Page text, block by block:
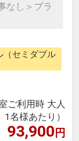
なし＞プラ
ケージだか
ん周遊旅行
泊や延
在です。
にはフライ
す。
（セミダブル
ご利用時 大人
1名様あたり）
93,900円